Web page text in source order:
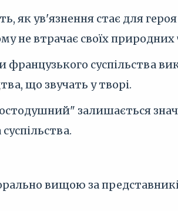
як ув'язнення стає для
не втрачає своїх природних
французького суспільства
що звучать у творі.
залишається
вищою за